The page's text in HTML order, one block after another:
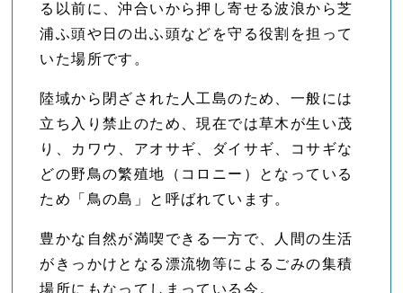
る以前に、沖合いから押し寄せる波浪から芝
浦ふ頭や日の出ふ頭などを守る役割を担って
いた場所です。
陸域から閉ざされた人工島のため、一般には
立ち入り禁止のため、現在では草木が生い茂
り、カワウ、アオサギ、ダイサギ、コサギな
どの野鳥の繁殖地（コロニー）となっている
ため「鳥の島」と呼ばれています。
豊かな自然が満喫できる一方で、人間の生活
がきっかけとなる漂流物等によるごみの集積
場所にもなってしまっている今。